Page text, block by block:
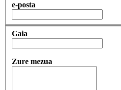
e-posta
Gaia
Zure mezua